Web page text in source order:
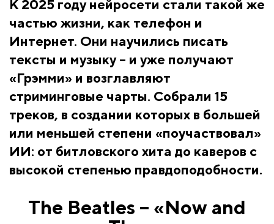
К 2025 году нейросети стали такой же
частью жизни, как телефон и
Интернет. Они научились писать
тексты и музыку – и уже получают
«Грэмми» и возглавляют
стриминговые чарты. Собрали 15
треков, в создании которых в большей
или меньшей степени «поучаствовал»
ИИ: от битловского хита до каверов с
высокой степенью правдоподобности.
The Beatles – «Now and